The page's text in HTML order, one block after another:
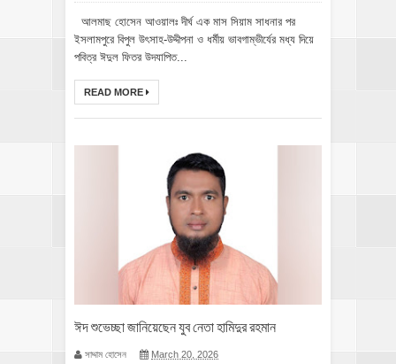
‎আলমাছ হোসেন আওয়ালঃ দীর্ঘ এক মাস সিয়াম সাধনার পর
ইসলামপুরে বিপুল উৎসাহ-উদ্দীপনা ও ধর্মীয় ভাবগাম্ভীর্যের মধ্য দিয়ে
পবিত্র ঈদুল ফিতর উদযাপিত...
READ MORE
ঈদ শুভেচ্ছা জানিয়েছেন যুব নেতা হামিদুর রহমান
সাদ্দাম হোসেন March 20, 2026